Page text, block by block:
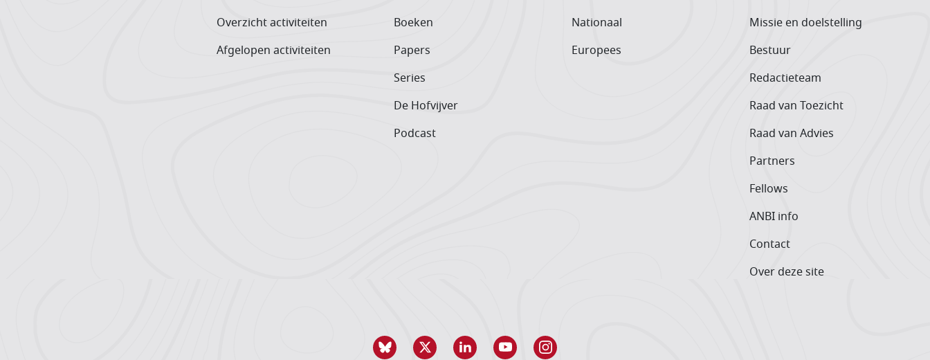
Overzicht activiteiten
Afgelopen activiteiten
Boeken
Papers
Series
De Hofvijver
Podcast
Nationaal
Europees
Missie en doelstelling
Bestuur
Redactieteam
Raad van Toezicht
Raad van Advies
Partners
Fellows
ANBI info
Contact
Over deze site